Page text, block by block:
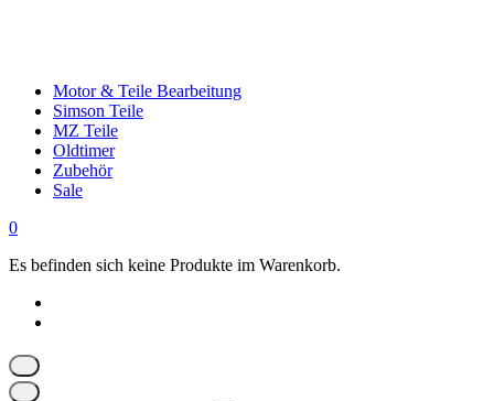
Motor & Teile Bearbeitung
Simson Teile
MZ Teile
Oldtimer
Zubehör
Sale
0
Es befinden sich keine Produkte im Warenkorb.